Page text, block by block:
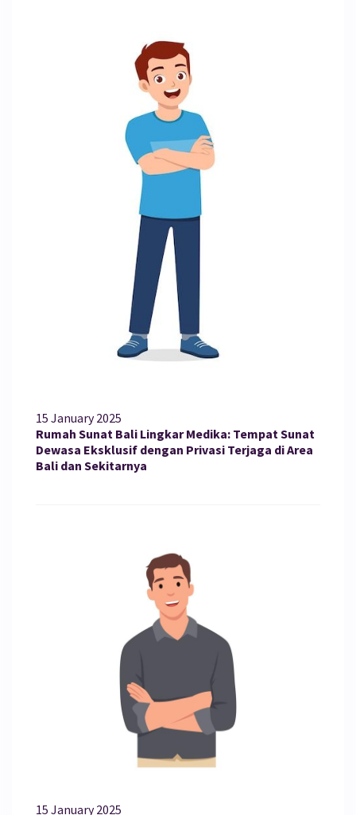
15 January 2025
Rumah Sunat Bali Lingkar Medika: Tempat Sunat
Dewasa Eksklusif dengan Privasi Terjaga di Area
Bali dan Sekitarnya
15 January 2025